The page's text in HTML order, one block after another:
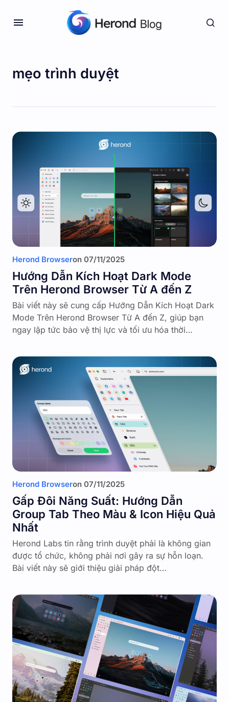
mẹo trình duyệt
Herond Browseron 07/11/2025
Hướng Dẫn Kích Hoạt Dark Mode
Trên Herond Browser Từ A đến Z
Bài viết này sẽ cung cấp Hướng Dẫn Kích Hoạt Dark
Mode Trên Herond Browser Từ A đến Z, giúp bạn
ngay lập tức bảo vệ thị lực và tối ưu hóa thời…
Herond Browseron 07/11/2025
Gấp Đôi Năng Suất: Hướng Dẫn
Group Tab Theo Màu & Icon Hiệu Quả
Nhất
Herond Labs tin rằng trình duyệt phải là không gian
được tổ chức, không phải nơi gây ra sự hỗn loạn.
Bài viết này sẽ giới thiệu giải pháp đột…